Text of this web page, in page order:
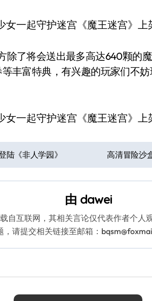
了将会送出最多高达640颗的魔
丰富特典，有兴趣的玩家们不
陆《非人学园》 高清冒险沙
由 dawei
自互联网，其相关言论仅代表作者个人
请提交相关链接至邮箱：